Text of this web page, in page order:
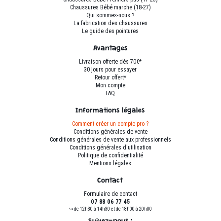
choisies
sur
la
page
du
produit
Chaussures Bébé marche (18-27)
Qui sommes-nous ?
La fabrication des chaussures
Le guide des pointures
Avantages
Livraison offerte dès 70€*
30 jours pour essayer
Retour offert*
Mon compte
FAQ
Informations légales
Comment créer un compte pro ?
Conditions générales de vente
Conditions générales de vente aux professionnels
Conditions générales d'utilisation
Politique de confidentialité
Mentions légales
Contact
Formulaire de contact
07 88 06 77 45
↪ de 12h30 à 14h30 et de 18h00 à 20h00